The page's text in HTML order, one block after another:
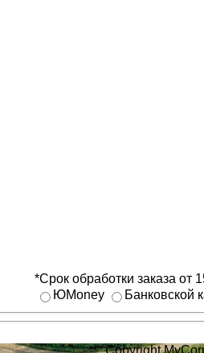
*Срок обработки заказа от
ЮMoney
Банковской
Copyright